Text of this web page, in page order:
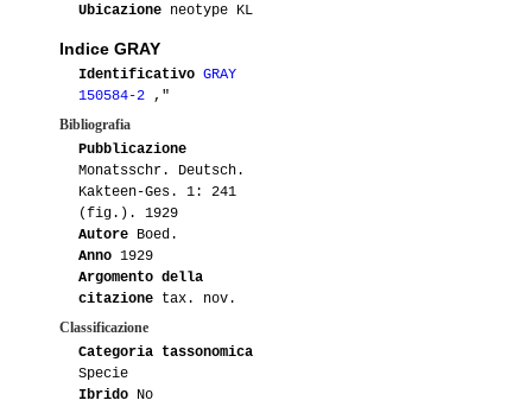
Ubicazione neotype KL
Indice GRAY
Identificativo GRAY
150584-2 ,"
Bibliografia
Pubblicazione
Monatsschr. Deutsch.
Kakteen-Ges. 1: 241
(fig.). 1929
Autore Boed.
Anno 1929
Argomento della
citazione tax. nov.
Classificazione
Categoria tassonomica
Specie
Ibrido No